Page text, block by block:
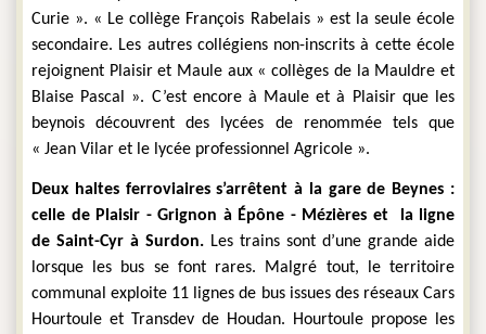
Curie ». « Le collège François Rabelais » est la seule école
secondaire. Les autres collégiens non-inscrits à cette école
rejoignent Plaisir et Maule aux « collèges de la Mauldre et
Blaise Pascal ». C’est encore à Maule et à Plaisir que les
beynois découvrent des lycées de renommée tels que
« Jean Vilar et le lycée professionnel Agricole ».
Deux haltes ferroviaires s’arrêtent à la gare de Beynes :
celle de Plaisir - Grignon à Épône - Mézières et  la ligne
de Saint-Cyr à Surdon. Les trains sont d’une grande aide
lorsque les bus se font rares. Malgré tout, le territoire
communal exploite 11 lignes de bus issues des réseaux Cars
Hourtoule et Transdev de Houdan. Hourtoule propose les